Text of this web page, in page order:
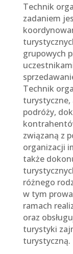
Technik
zadaniem
grupowych
Technik
turystyczne,
podróży,
związaną z
organizacji
także
różnego
w tym
ramach
oraz
turystyki
turystyczną.